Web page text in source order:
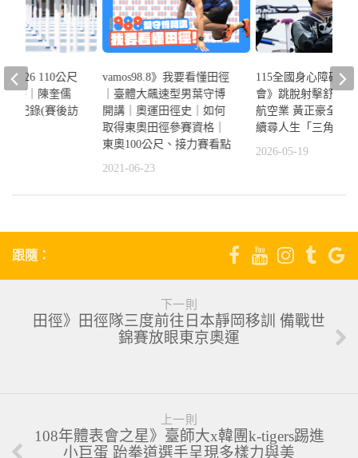
vamos98.8》我要看懂田徑
｜臺體大飆速型男葉守博
開講｜奧運田徑史｜如何
取得東奧田徑參賽資格｜
東奧100公尺、接力賽看點
2021-06-23
115全國身心障礙國
會》跳脫射擊舒適
航空業 黃正豪全障
續尋人生「三角平
2026-05-19
》2/26 110公尺
決賽｜陳奎儒
會紀錄(賽後訪
跟隨：
下一則
田徑》田徑隊三度前往日本靜岡移訓 備戰世
錦賽放眼東京奧運
上一則
108年體表會之星》臺師大x韓團k-tigers踢進
小巨蛋 跆拳道選手呈現多樣力與美